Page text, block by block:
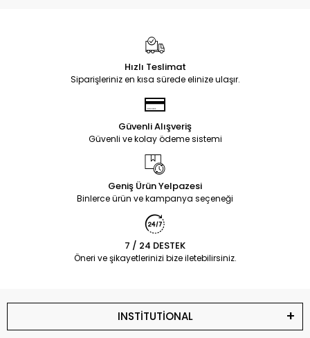
Hızlı Teslimat
Siparişleriniz en kısa sürede elinize ulaşır.
Güvenli Alışveriş
Güvenli ve kolay ödeme sistemi
Geniş Ürün Yelpazesi
Binlerce ürün ve kampanya seçeneği
7 / 24 DESTEK
Öneri ve şikayetlerinizi bize iletebilirsiniz.
INSTİTUTİONAL